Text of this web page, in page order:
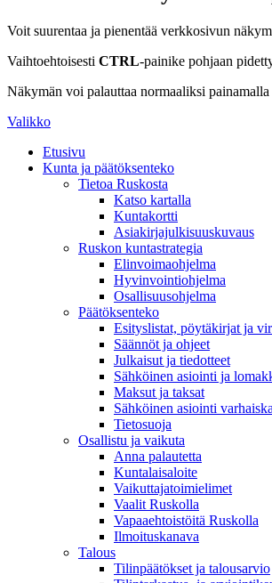
Voit suurentaa ja pienentää verkkosivun
Vaihtoehtoisesti CTRL-painike pohjaan
Näkymän voi palauttaa normaaliksi painamalla
Valikko
Etusivu
Kunta ja päätöksenteko
Tietoa Ruskosta
Katso kartalla
Kuntakortti
Asiakirjajulkisuuskuvaus
Ruskon kuntastrategia
Elinvoimaohjelma
Hyvinvointiohjelma
Osallisuusohjelma
Päätöksenteko
Esityslistat, pöytäkirjat ja
Säännöt ja ohjeet
Julkaisut ja tiedotteet
Sähköinen asiointi ja
Maksut ja taksat
Sähköinen asiointi
Tietosuoja
Osallistu ja vaikuta
Anna palautetta
Kuntalaisaloite
Vaikuttajatoimielimet
Vaalit Ruskolla
Vapaaehtoistöitä Ruskolla
Ilmoituskanava
Talous
Tilinpäätökset ja talousarvio